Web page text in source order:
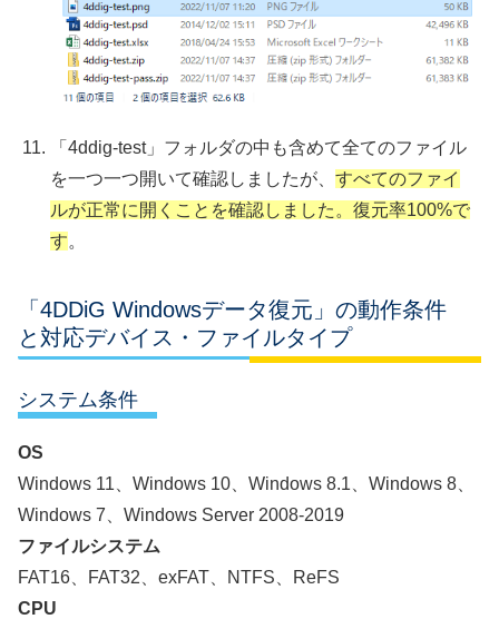
「4ddig-test」フォルダの中も含めて全てのファイル
を一つ一つ開いて確認しましたが、すべてのファイ
ルが正常に開くことを確認しました。復元率100%で
す。
「4DDiG Windowsデータ復元」の動作条件
と対応デバイス・ファイルタイプ
システム条件
OS
Windows 11、Windows 10、Windows 8.1、Windows 8、
Windows 7、Windows Server 2008-2019
ファイルシステム
FAT16、FAT32、exFAT、NTFS、ReFS
CPU